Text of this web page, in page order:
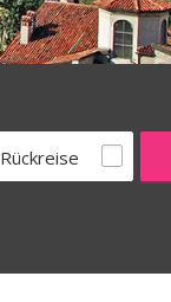
Rückreise